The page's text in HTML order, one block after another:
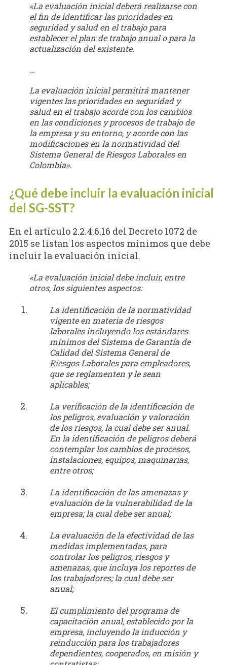
«La evaluación inicial deberá realizarse con
el fin de identificar las prioridades en
seguridad y salud en el trabajo para
establecer el plan de trabajo anual o para la
actualización del existente.
…
La evaluación inicial permitirá mantener
vigentes las prioridades en seguridad y
salud en el trabajo acorde con los cambios
en las condiciones y procesos de trabajo de
la empresa y su entorno, y acorde con las
modificaciones en la normatividad del
Sistema General de Riesgos Laborales en
Colombia».
¿Qué debe incluir la evaluación inicial
del SG-SST?
En el artículo 2.2.4.6.16 del Decreto 1072 de
2015 se listan los aspectos mínimos que debe
incluir la evaluación inicial.
«La evaluación inicial debe incluir, entre
otros, los siguientes aspectos:
La identificación de la normatividad
vigente en materia de riesgos
laborales incluyendo los estándares
mínimos del Sistema de Garantía de
Calidad del Sistema General de
Riesgos Laborales para empleadores,
que se reglamenten y le sean
aplicables;
La verificación de la identificación de
los peligros, evaluación y valoración
de los riesgos, la cual debe ser anual.
En la identificación de peligros deberá
contemplar los cambios de procesos,
instalaciones, equipos, maquinarias,
entre otros;
La identificación de las amenazas y
evaluación de la vulnerabilidad de la
empresa; la cual debe ser anual;
La evaluación de la efectividad de las
medidas implementadas, para
controlar los peligros, riesgos y
amenazas, que incluya los reportes de
los trabajadores; la cual debe ser
anual;
El cumplimiento del programa de
capacitación anual, establecido por la
empresa, incluyendo la inducción y
reinducción para los trabajadores
dependientes, cooperados, en misión y